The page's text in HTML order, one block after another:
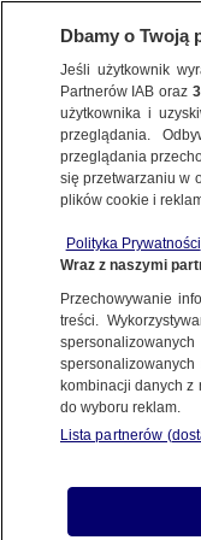
SZCZECIN
zjedzeniem
1.08.2025, 11:38
Posłuchaj
Czyta lektor AI
Dbamy o Twoją
Jeśli użytkownik
Partnerów IAB oraz
użytkownika i
przeglądania.
przeglądania
się przetwarzaniu w
plików cookie i
Polityka Prywatności
Wraz z naszymi
Przechowywanie
treści.
kombinacji danych z
do wyboru reklam.
Lista partnerów